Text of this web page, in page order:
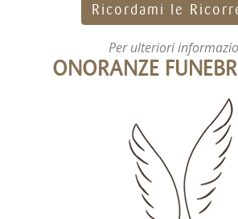
Ricordami le
Per ulteriori
ONORANZE